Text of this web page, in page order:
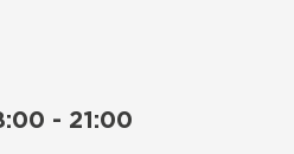
- 21:00